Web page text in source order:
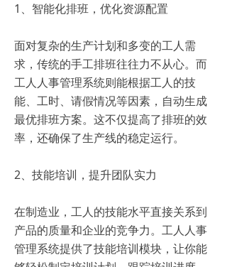
1、智能化排班，优化资源配置
面对复杂的生产计划和多变的工人需
求，传统的手工排班往往力不从心。而
工人人事管理系统则能根据工人的技
能、工时、请假情况等因素，自动生成
最优排班方案。这不仅提高了排班的效
率，还确保了生产线的稳定运行。
2、技能培训，提升团队实力
在制造业，工人的技能水平直接关系到
产品的质量和企业的竞争力。工人人事
管理系统提供了技能培训模块，让你能